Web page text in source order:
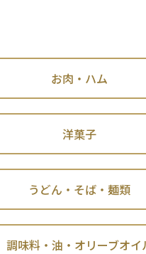
お肉・ハム
洋菓子
うどん・そば・麺類
調味料・油・オリーブオイ